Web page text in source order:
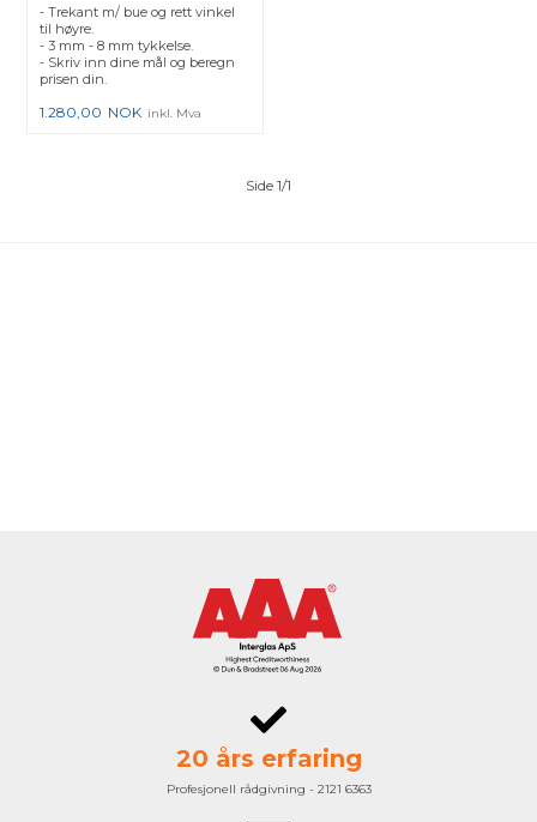
- Trekant m/ bue og rett vinkel
til høyre.
- 3 mm - 8 mm tykkelse.
- Skriv inn dine mål og beregn
prisen din.
1.280,00 NOK inkl. Mva
Side 1/1
20 års erfaring
Profesjonell rådgivning - 2121 6363